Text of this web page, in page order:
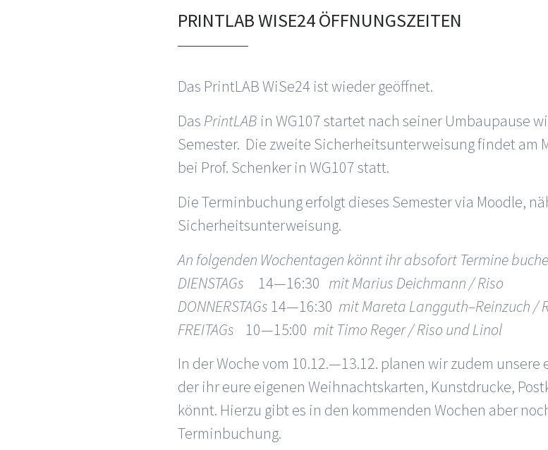
PRINTLAB WISE24 ÖFFNUNGSZEITEN
Das PrintLAB WiSe24 ist wieder geöffnet.
Das PrintLAB in WG107 startet nach seiner Umbaupause
Semester. Die zweite Sicherheitsunterweisung findet am
bei Prof. Schenker in WG107 statt.
Die Terminbuchung erfolgt dieses Semester via Moodle,
Sicherheitsunterweisung.
An folgenden Wochentagen könnt ihr absofort Termine
DIENSTAGs
14—16:30 mit Marius Deichmann / Riso
DONNERSTAGs 14—16:30 mit Mareta Langguth–Reinzuch /
FREITAGs
10—15:00 mit Timo Reger / Riso und Linol
In der Woche vom 10.12.—13.12. planen wir zudem unsere
der ihr eure eigenen Weihnachtskarten, Kunstdrucke,
könnt. Hierzu gibt es in den kommenden Wochen aber
Terminbuchung.